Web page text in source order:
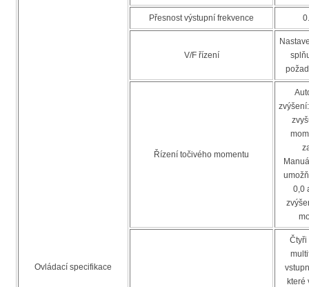
Ovládací specifikace
Přesnost výstupní frekvence
V/F řízení
Řízení točivého momentu
0,0
Čtyři
které